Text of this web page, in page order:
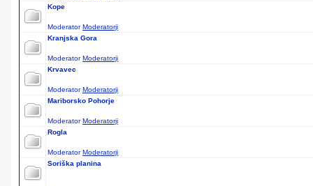
Kope
ModeratorModeratorji
Kranjska Gora
ModeratorModeratorji
Krvavec
ModeratorModeratorji
Mariborsko Pohorje
ModeratorModeratorji
Rogla
ModeratorModeratorji
Soriška planina